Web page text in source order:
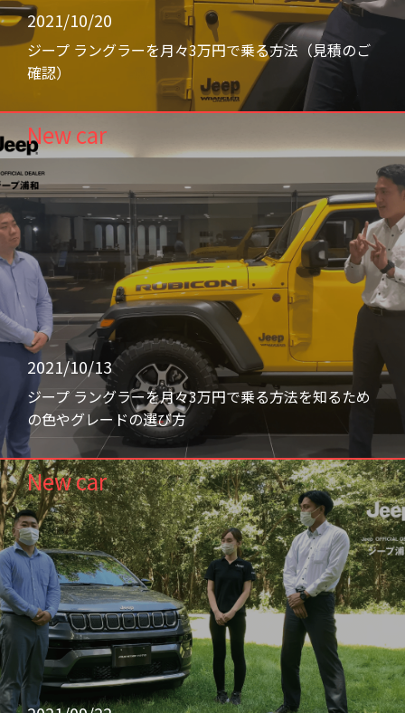
2021/10/20
ジープ ラングラーを月々3万円で乗る方法（見積のご
確認）
New car
2021/10/13
ジープ ラングラーを月々3万円で乗る方法を知るため
の色やグレードの選び方
New car